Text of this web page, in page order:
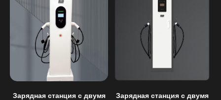
Зарядная станция с двумя
Зарядная станция с двумя